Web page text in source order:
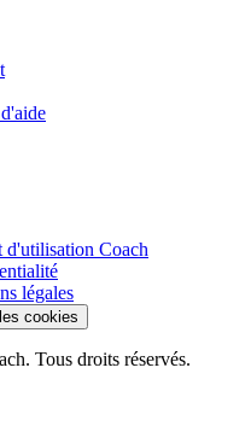
d'utilisation Coach
légales
cookies
Tous droits réservés.